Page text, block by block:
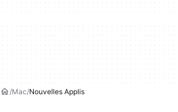
Mac Nouvelles Applis